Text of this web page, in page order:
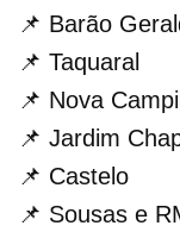
📌 Barão
📌 Taquaral
📌 Nova
📌 Jardim
📌 Castelo
📌 Sousas e